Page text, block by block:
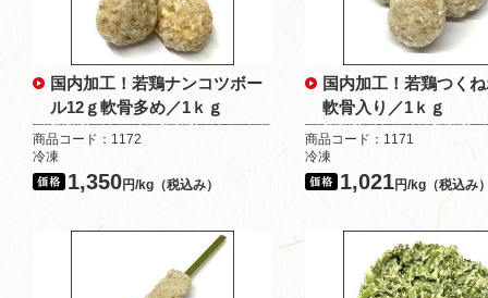
国内加工！若鶏ナンコツボー
ル12ｇ軟骨多め／1ｋｇ
商品コード：1172
冷凍
1,350円/kg（税込み）
国内加工！若鶏つく
軟骨入り／1ｋｇ
商品コード：1171
冷凍
1,021円/kg（税込み